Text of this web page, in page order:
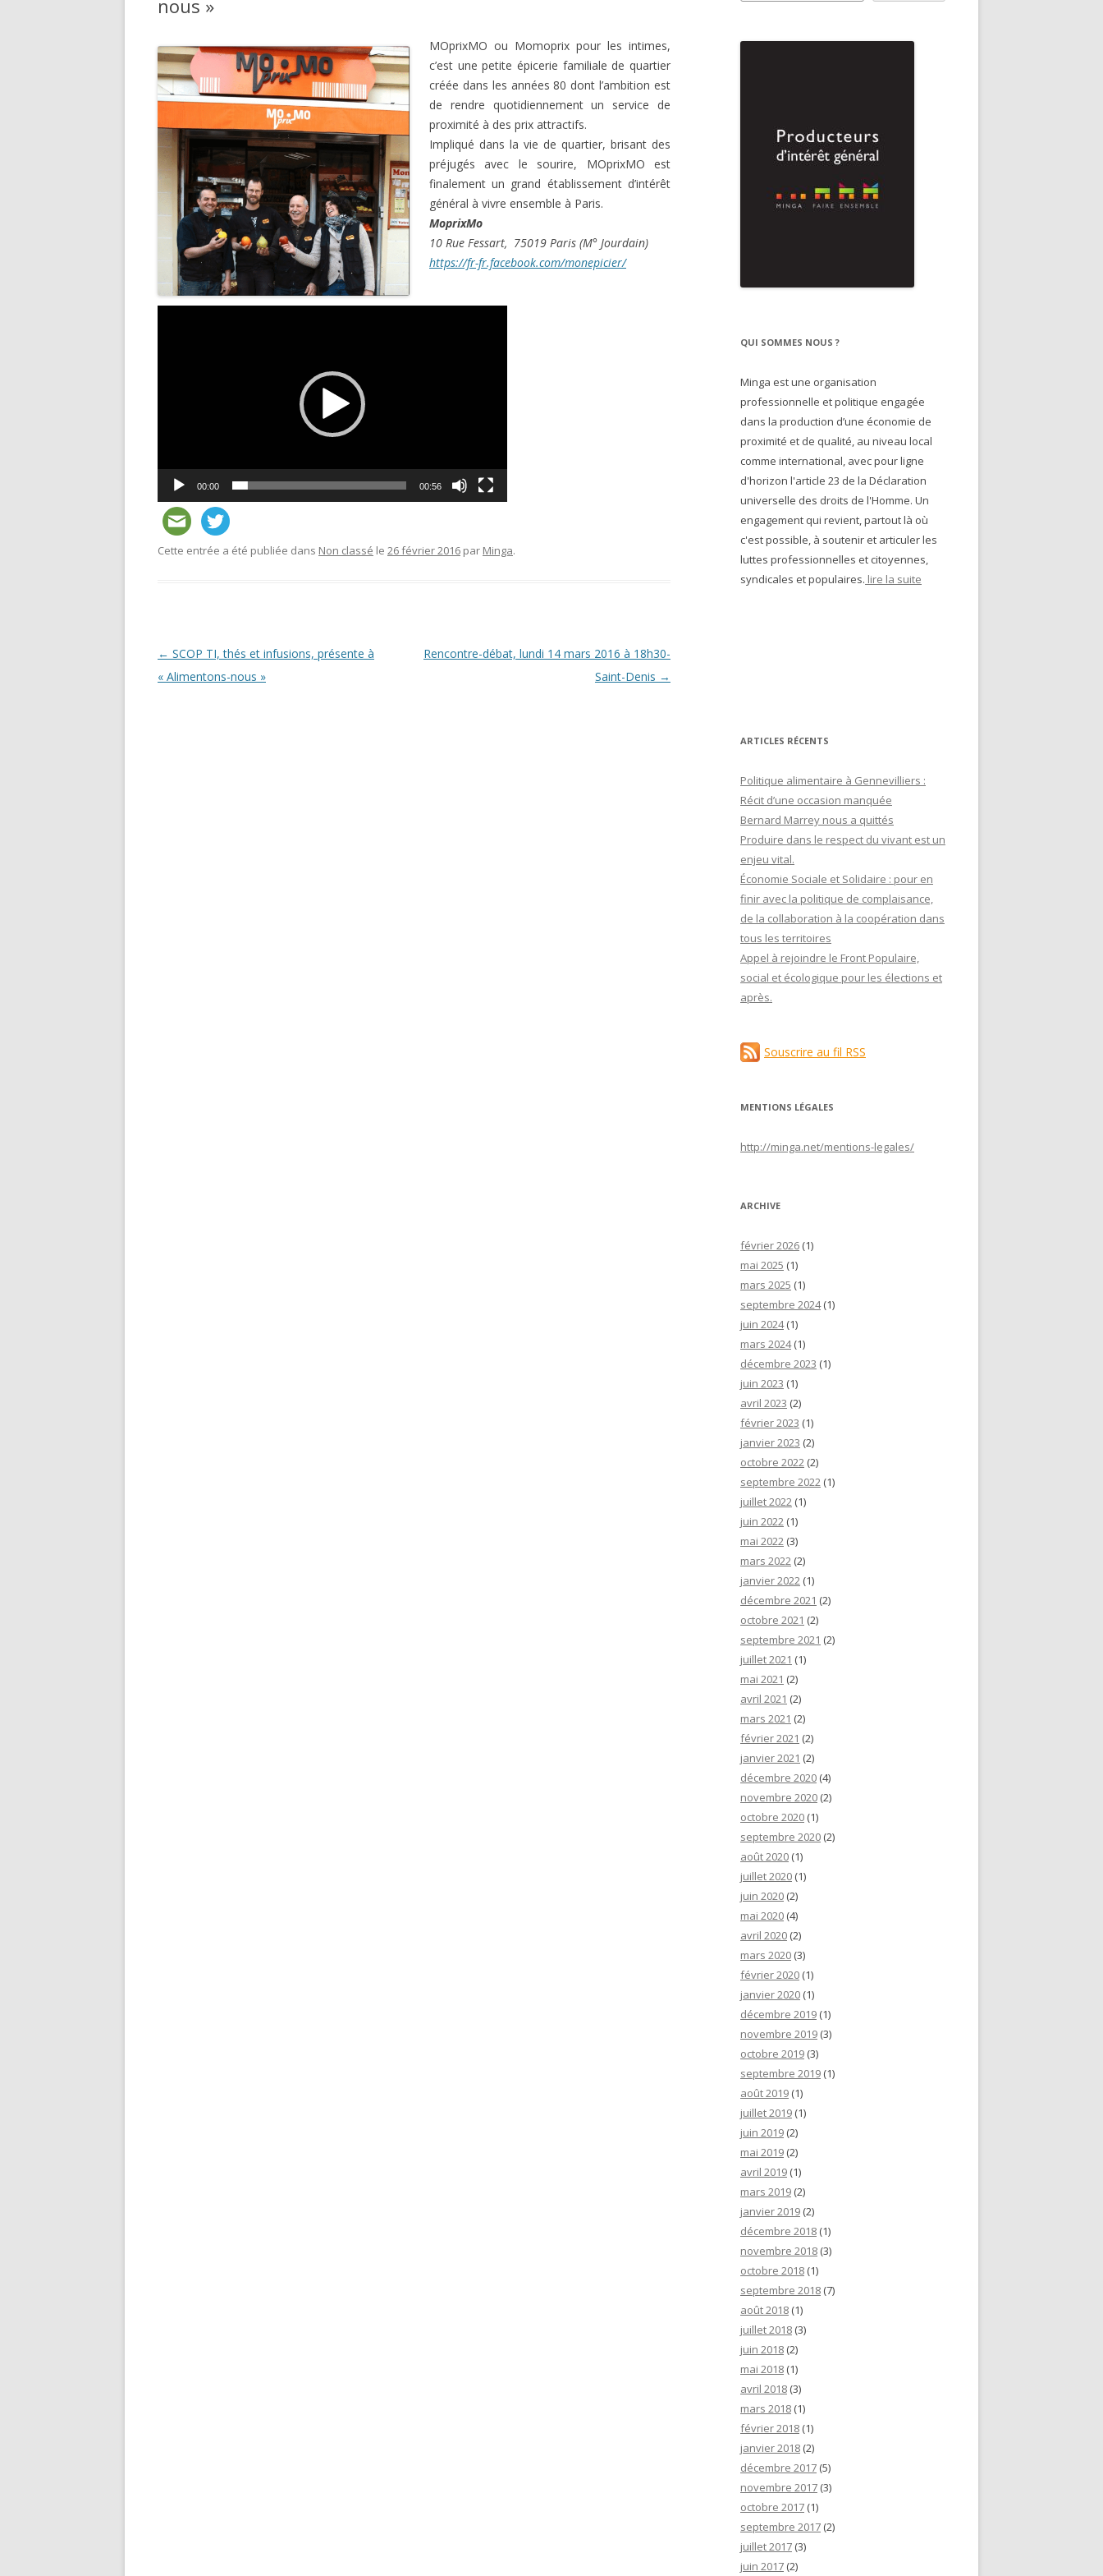
ÖKONOMIE
EVÉNEMENT DE LANCEMENT
PARTENAIRES
nous »
MOprixMO ou Momoprix pour les intimes,
c’est une petite épicerie familiale de quartier
créée dans les années 80 dont l’ambition est
de rendre quotidiennement un service de
proximité à des prix attractifs.
Impliqué dans la vie de quartier, brisant des
préjugés avec le sourire, MOprixMO est
finalement un grand établissement d’intérêt
général à vivre ensemble à Paris.
MoprixMo
10 Rue Fessart, 75019 Paris (M° Jourdain)
https://fr-fr.facebook.com/monepicier/
00:00 00:56
Cette entrée a été publiée dans Non classé le 26 février 2016 par Minga.
Navigation
des
← SCOP TI, thés et infusions, présente à
« Alimentons-nous »
Rencontre-débat, lundi 14 mars 2016 à 18h30-
Saint-Denis →
QUI SOMMES NOUS ?
Minga est une organisation
professionnelle et politique engagée
dans la production d’une économie de
proximité et de qualité, au niveau local
comme international, avec pour ligne
d'horizon l'article 23 de la Déclaration
universelle des droits de l'Homme. Un
engagement qui revient, partout là où
c'est possible, à soutenir et articuler les
luttes professionnelles et citoyennes,
syndicales et populaires. lire la suite
ARTICLES RÉCENTS
Politique alimentaire à Gennevilliers :
Récit d’une occasion manquée
Bernard Marrey nous a quittés
Produire dans le respect du vivant est un
enjeu vital.
Économie Sociale et Solidaire : pour en
finir avec la politique de complaisance,
de la collaboration à la coopération dans
tous les territoires
Appel à rejoindre le Front Populaire,
social et écologique pour les élections et
après.
Souscrire au fil RSS
MENTIONS LÉGALES
http://minga.net/mentions-legales/
ARCHIVE
février 2026 (1)
mai 2025 (1)
mars 2025 (1)
septembre 2024(1)
juin 2024(1)
mars 2024(1)
décembre 2023 (1)
juin 2023 (1)
avril 2023 (2)
février 2023 (1)
janvier 2023 (2)
octobre 2022 (2)
septembre 2022 (1)
juillet 2022 (1)
juin 2022 (1)
mai 2022 (3)
mars 2022 (2)
janvier 2022 (1)
décembre 2021 (2)
octobre 2021 (2)
septembre 2021 (2)
juillet 2021 (1)
mai 2021 (2)
avril 2021 (2)
mars 2021 (2)
février 2021 (2)
janvier 2021 (2)
décembre 2020 (4)
novembre 2020 (2)
octobre 2020 (1)
septembre 2020 (2)
août 2020 (1)
juillet 2020 (1)
juin 2020 (2)
mai 2020 (4)
avril 2020 (2)
mars 2020 (3)
février 2020 (1)
janvier 2020 (1)
décembre 2019 (1)
novembre 2019 (3)
octobre 2019 (3)
septembre 2019 (1)
août 2019 (1)
juillet 2019 (1)
juin 2019 (2)
mai 2019 (2)
avril 2019 (1)
mars 2019 (2)
janvier 2019 (2)
décembre 2018 (1)
novembre 2018 (3)
octobre 2018 (1)
septembre 2018 (7)
août 2018 (1)
juillet 2018 (3)
juin 2018 (2)
mai 2018 (1)
avril 2018 (3)
mars 2018 (1)
février 2018 (1)
janvier 2018 (2)
décembre 2017 (5)
novembre 2017 (3)
octobre 2017 (1)
septembre 2017 (2)
juillet 2017 (3)
juin 2017 (2)